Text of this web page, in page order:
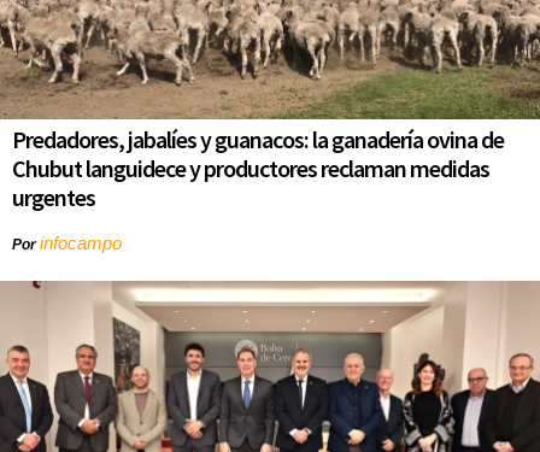
Predadores, jabalíes y guanacos: la ganadería ovina de
Chubut languidece y productores reclaman medidas
urgentes
Porinfocampo